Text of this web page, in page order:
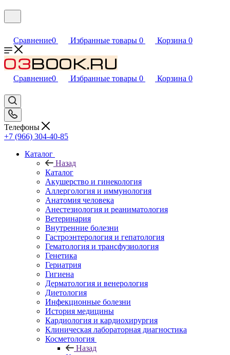
Сравнение0 Избранные товары 0 Корзина 0
Сравнение0 Избранные товары 0 Корзина 0
Телефоны
+7 (966) 304-40-85
Каталог
Назад
Каталог
Акушерство и гинекология
Аллергология и иммунология
Анатомия человека
Анестезиология и реаниматология
Ветеринария
Внутренние болезни
Гастроэнтерология и гепатология
Гематология и трансфузиология
Генетика
Гериатрия
Гигиена
Дерматология и венерология
Диетология
Инфекционные болезни
История медицины
Кардиология и кардиохирургия
Клиническая лабораторная диагностика
Косметология
Назад